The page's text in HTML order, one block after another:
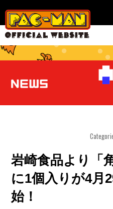
岩崎食品より「
に1個入りが4月
始！